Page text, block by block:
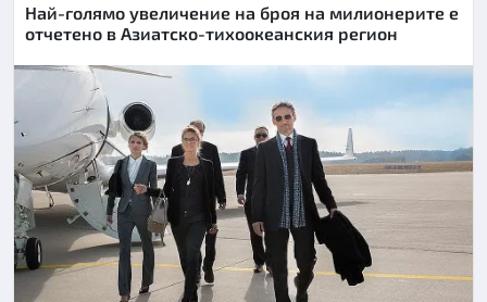
Най-голямо увеличение на броя на милионерите е
отчетено в Азиатско-тихоокеанския регион